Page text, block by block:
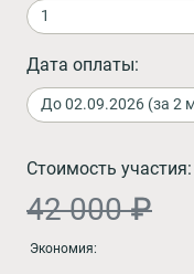
Дата оплаты:
Стоимость участия:
42 000 ₽
Экономия: